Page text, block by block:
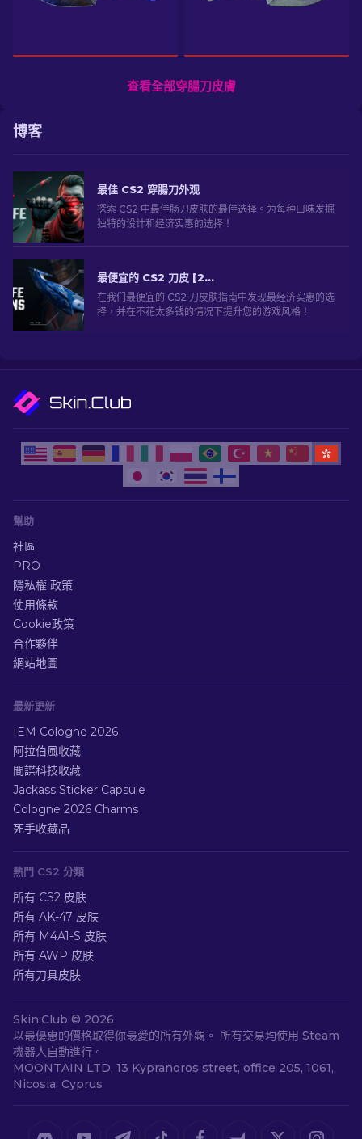
查看全部穿腸刀皮膚
博客
最佳 CS2 穿腸刀外观
探索 CS2 中最佳肠刀皮肤的最佳选择。为每种口味发掘
独特的设计和经济实惠的选择！
最便宜的 CS2 刀皮 [2026]
在我们最便宜的 CS2 刀皮肤指南中发现最经济实惠的选
择，并在不花太多钱的情况下提升您的游戏风格！
幫助
社區
PRO
隱私權 政策
使用條款
Cookie政策
合作夥伴
網站地圖
最新更新
IEM Cologne 2026
阿拉伯風收藏
間諜科技收藏
Jackass Sticker Capsule
Cologne 2026 Charms
死手收藏品
熱門 CS2 分類
所有 CS2 皮肤
所有 AK-47 皮肤
所有 M4A1-S 皮肤
所有 AWP 皮肤
所有刀具皮肤
Skin.Club © 2026
以最優惠的價格取得你最愛的所有外觀。 所有交易均使用 Steam
機器人自動進行。
MOONTAIN LTD, 13 Kypranoros street, office 205, 1061,
Nicosia, Cyprus